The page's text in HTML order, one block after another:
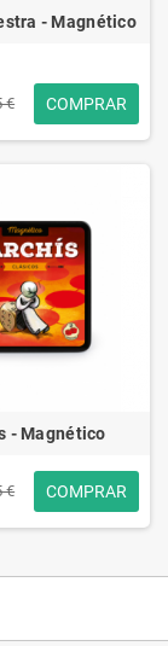
- Magnético
€ COMPRAR
- Magnético
€ COMPRAR